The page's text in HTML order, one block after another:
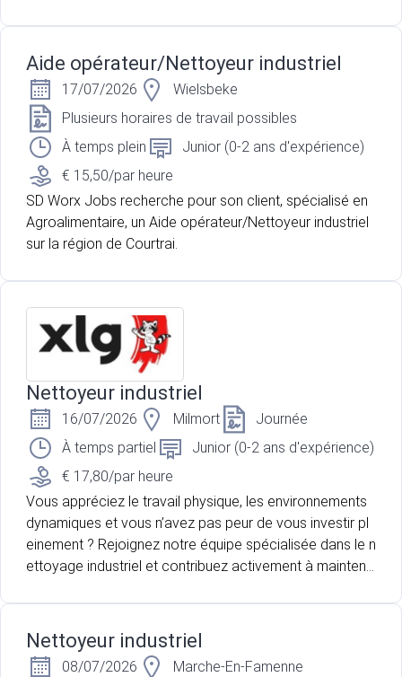
Aide opérateur/Nettoyeur industriel
17/07/2026
Wielsbeke
Plusieurs horaires de travail possibles
À temps plein
Junior (0-2 ans d'expérience)
€ 15,50/par heure
SD Worx Jobs recherche pour son client, spécialisé en
Agroalimentaire, un Aide opérateur/Nettoyeur industriel
sur la région de Courtrai.
Nettoyeur industriel
16/07/2026 Milmort
Journée
À temps partiel
Junior (0-2 ans d'expérience)
€ 17,80/par heure
Vous appréciez le travail physique, les environnements
dynamiques et vous n’avez pas peur de vous investir pl
einement ? Rejoignez notre équipe spécialisée dans le n
ettoyage industriel et contribuez activement à maintenir
echerchons des personnes motivées, rigoureuses et pr
êtes à relever des défis variés au sein d’un secteur en c
onstante évolution.
Nettoyeur industriel
08/07/2026
Marche-En-Famenne